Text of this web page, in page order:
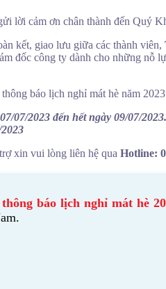
lời cảm ơn chân thành đến Quý
kết, giao lưu giữa các thành viên,
đốc công ty dành cho những nỗ
báo lịch nghỉ mát hè năm
07/2023 đến hết ngày 09/07/2023.
xin vui lòng liên hệ qua Hotline:
báo lịch nghỉ mát hè